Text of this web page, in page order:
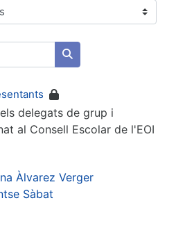
Αναζήτηση
delegats de grup i
al Consell Escolar de l'EOI
Àlvarez Verger
Sàbat